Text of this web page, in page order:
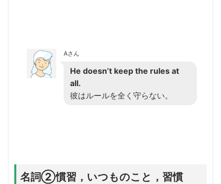
Aさん
He doesn’t keep the rules at
all.
彼はルールを全く守らない。
名詞②慣習，いつものこと，習慣